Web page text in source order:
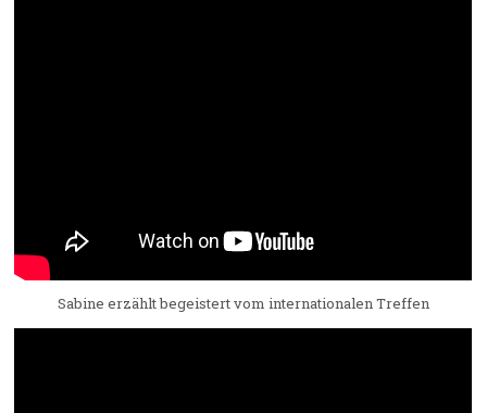
Sabine erzählt begeistert vom internationalen Treffen